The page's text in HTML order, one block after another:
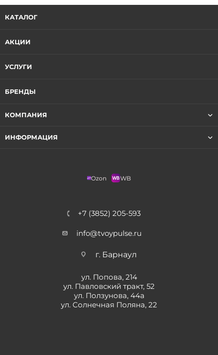
КАТАЛОГ
АКЦИИ
УСЛУГИ
БРЕНДЫ
КОМПАНИЯ
ИНФОРМАЦИЯ
Ozon WB
+7 (3852) 205-593
info@tvoypulse.ru
г. Барнаул
ул. Попова, 214
ул. Павловский тракт, 52
ул. Ползунова, 44а
ул. Солнечная Поляна, 22